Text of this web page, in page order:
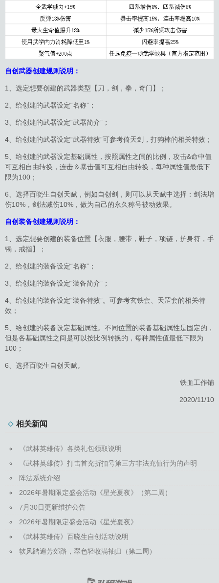
自创武器创建规则说明：
1、选定想要创建的武器类型【刀，剑，拳，奇门】；
2、给创建的武器设定“名称”；
3、给创建的武器设定“武器简介”；
4、给创建的武器设定“武器特效”可参考倚天剑，打狗棒的相关特效；
5、给创建的武器设定基础属性，按照属性之间的比例，攻击&命中值
可互相自由转换，连击＆暴击值可互相自由转换，每种属性值最低下
限为100；
6、选择百晓生自创天赋，例如自创剑，则可以从天赋中选择：剑法增
伤10%，剑法减伤10%，做为自己的永久称号被动效果。
自创装备创建规则说明：
1、选定想要创建的装备位置【衣服，腰带，鞋子，项链，护身符，手
镯，戒指】；
2、给创建的装备设定“名称”；
3、给创建的装备设定“装备简介”；
4、给创建的装备设定“装备特效”。可参考玄铁套、天罡套的相关特
效；
5、给创建的装备设定基础属性。不同位置的装备基础属性是固定的，
但是各基础属性之间是可以按比例转换的，每种属性值最低下限为
100；
6、选择百晓生自创天赋。
铁血工作铺
2020/11/10
相关新闻
《武林英雄传》各类礼包领取说明
《武林英雄传》打击首充折扣号第三方非法充值行为的声明
阵法系统介绍
2026年暑期限定盛会活动《星光夏夜》（第二周）
7月30日更新维护公告
2026年暑期限定盛会活动《星光夏夜》
《武林英雄传》百晓生自创活动说明
软风踏遍芳郊路，翠色轻收满袖归（第二周）